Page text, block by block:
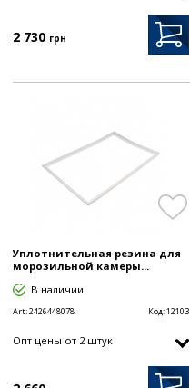
2 730 грн
Уплотнительная резина для
морозильной камеры...
В наличии
Art:2426448078 Код:12103
Опт цены от 2 штук